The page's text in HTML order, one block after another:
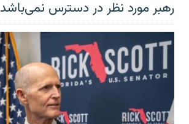
رهبر مورد نظر در دسترس نمی‌باشد